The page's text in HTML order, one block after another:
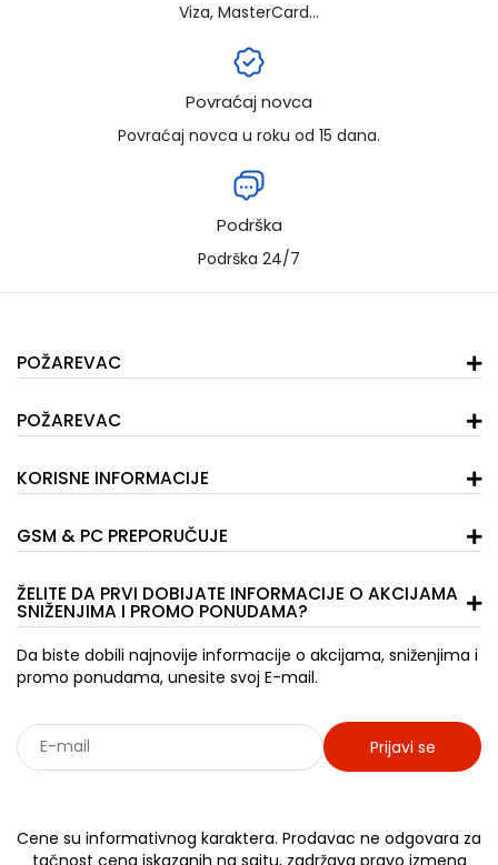
Viza, MasterCard...
Povraćaj novca
Povraćaj novca u roku od 15 dana.
Podrška
Podrška 24/7
POŽAREVAC
POŽAREVAC
KORISNE INFORMACIJE
GSM & PC PREPORUČUJE
ŽELITE DA PRVI DOBIJATE INFORMACIJE O AKCIJAMA
SNIŽENJIMA I PROMO PONUDAMA?
Da biste dobili najnovije informacije o akcijama, sniženjima i
promo ponudama, unesite svoj E-mail.
Prijavi se
Cene su informativnog karaktera. Prodavac ne odgovara za
tačnost cena iskazanih na sajtu, zadržava pravo izmena